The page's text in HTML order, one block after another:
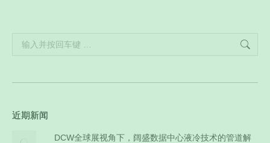
Search:
近期新闻
DCW全球展视角下，阔盛数据中心液冷技术的管道解